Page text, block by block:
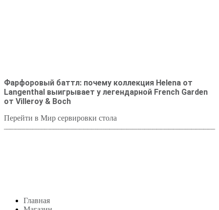
Фарфоровый баттл: почему коллекция Helena от
Langenthal выигрывает у легендарной French Garden
от Villeroy & Boch
Перейти в Мир сервировки стола
Главная